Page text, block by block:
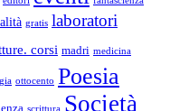
gratis laboratori
corsi madri medicina
ottocento Poesia
scrittura Società